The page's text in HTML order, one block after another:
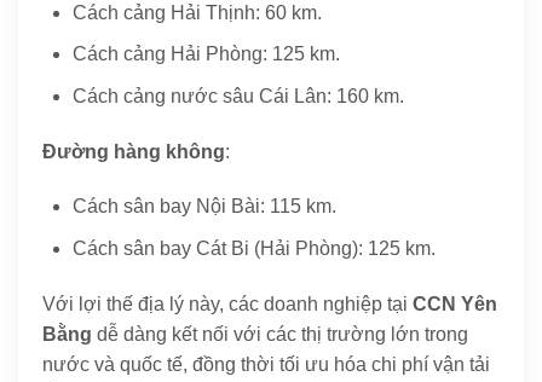
Cách cảng Hải Thịnh: 60 km.
Cách cảng Hải Phòng: 125 km.
Cách cảng nước sâu Cái Lân: 160 km.
Đường hàng không:
Cách sân bay Nội Bài: 115 km.
Cách sân bay Cát Bi (Hải Phòng): 125 km.
Với lợi thế địa lý này, các doanh nghiệp tại CCN Yên
Bằng dễ dàng kết nối với các thị trường lớn trong
nước và quốc tế, đồng thời tối ưu hóa chi phí vận tải